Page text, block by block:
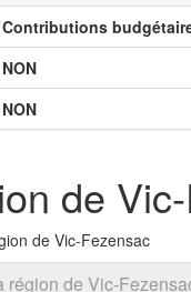
Contributions
NON
NON
de
de Vic-Fezensac
région de Vic-